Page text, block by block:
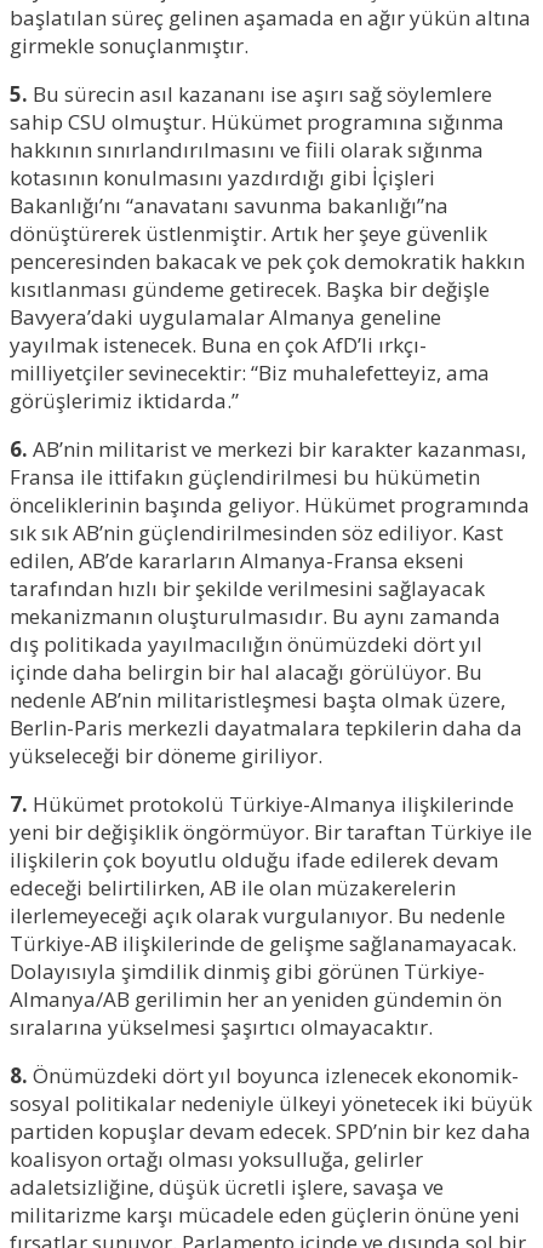
başlatılan süreç gelinen aşamada en ağır yükün altına
girmekle sonuçlanmıştır.
5. Bu sürecin asıl kazananı ise aşırı sağ söylemlere
sahip CSU olmuştur. Hükümet programına sığınma
hakkının sınırlandırılmasını ve fiili olarak sığınma
kotasının konulmasını yazdırdığı gibi İçişleri
Bakanlığı’nı “anavatanı savunma bakanlığı”na
dönüştürerek üstlenmiştir. Artık her şeye güvenlik
penceresinden bakacak ve pek çok demokratik hakkın
kısıtlanması gündeme getirecek. Başka bir değişle
Bavyera’daki uygulamalar Almanya geneline
yayılmak istenecek. Buna en çok AfD’li ırkçı-
milliyetçiler sevinecektir: “Biz muhalefetteyiz, ama
görüşlerimiz iktidarda.”
6. AB’nin militarist ve merkezi bir karakter kazanması,
Fransa ile ittifakın güçlendirilmesi bu hükümetin
önceliklerinin başında geliyor. Hükümet programında
sık sık AB’nin güçlendirilmesinden söz ediliyor. Kast
edilen, AB’de kararların Almanya-Fransa ekseni
tarafından hızlı bir şekilde verilmesini sağlayacak
mekanizmanın oluşturulmasıdır. Bu aynı zamanda
dış politikada yayılmacılığın önümüzdeki dört yıl
içinde daha belirgin bir hal alacağı görülüyor. Bu
nedenle AB’nin militaristleşmesi başta olmak üzere,
Berlin-Paris merkezli dayatmalara tepkilerin daha da
yükseleceği bir döneme giriliyor.
7. Hükümet protokolü Türkiye-Almanya ilişkilerinde
yeni bir değişiklik öngörmüyor. Bir taraftan Türkiye ile
ilişkilerin çok boyutlu olduğu ifade edilerek devam
edeceği belirtilirken, AB ile olan müzakerelerin
ilerlemeyeceği açık olarak vurgulanıyor. Bu nedenle
Türkiye-AB ilişkilerinde de gelişme sağlanamayacak.
Dolayısıyla şimdilik dinmiş gibi görünen Türkiye-
Almanya/AB gerilimin her an yeniden gündemin ön
sıralarına yükselmesi şaşırtıcı olmayacaktır.
8. Önümüzdeki dört yıl boyunca izlenecek ekonomik-
sosyal politikalar nedeniyle ülkeyi yönetecek iki büyük
partiden kopuşlar devam edecek. SPD’nin bir kez daha
koalisyon ortağı olması yoksulluğa, gelirler
adaletsizliğine, düşük ücretli işlere, savaşa ve
militarizme karşı mücadele eden güçlerin önüne yeni